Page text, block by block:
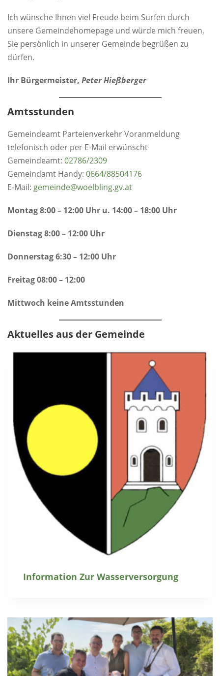
Ich wünsche Ihnen viel Freude beim Surfen durch
unsere Gemeindehomepage und würde mich freuen,
Sie persönlich in unserer Gemeinde begrüßen zu
dürfen.
Ihr Bürgermeister, Peter Hießberger
Amtsstunden
Gemeindeamt Parteienverkehr Voranmeldung
telefonisch oder per E-Mail erwünscht
Gemeindeamt: 02786/2309
Gemeindamt Handy: 0664/88504176
E-Mail: gemeinde@woelbling.gv.at
Montag 8:00 – 12:00 Uhr u. 14:00 – 18:00 Uhr
Dienstag 8:00 – 12:00 Uhr
Donnerstag 6:30 – 12:00 Uhr
Freitag 08:00 – 12:00
Mittwoch keine Amtsstunden
Aktuelles aus der Gemeinde
Information Zur Wasserversorgung